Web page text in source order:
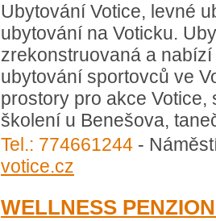
Ubytování Votice, levné
ubytování na Voticku.
zrekonstruovaná a
ubytování sportovců ve
prostory pro akce
školení u Benešova,
Tel.: 774661244 -
votice.cz
WELLNESS